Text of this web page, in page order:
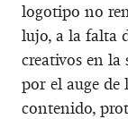
logotipo no
lujo, a la falta
creativos en la
por el auge de
contenido,